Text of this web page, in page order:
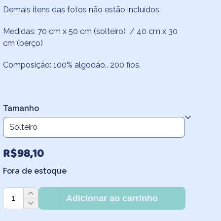
através
R$98,10
Demais itens das fotos não estão incluídos.
Medidas: 70 cm x 50 cm (solteiro) / 40 cm x 30
cm (berço)
Composição: 100% algodão,. 200 fios.
Tamanho
R$98,10
Fora de estoque
Fronha
Infantil
Adicionar ao carrinho